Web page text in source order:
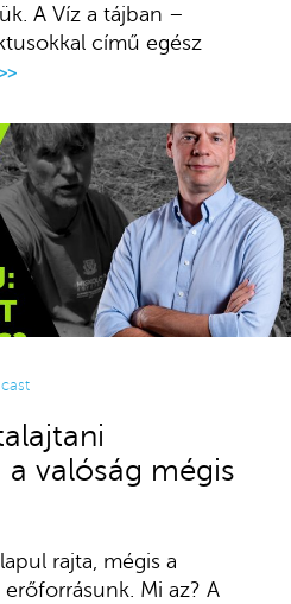
A Víz a tájban –
című egész
valóság mégis
rajta, mégis a
Mi az? A